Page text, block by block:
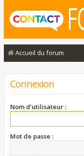
Accueil du forum
Connexion
Nom d’utilisateur :
Mot de passe :